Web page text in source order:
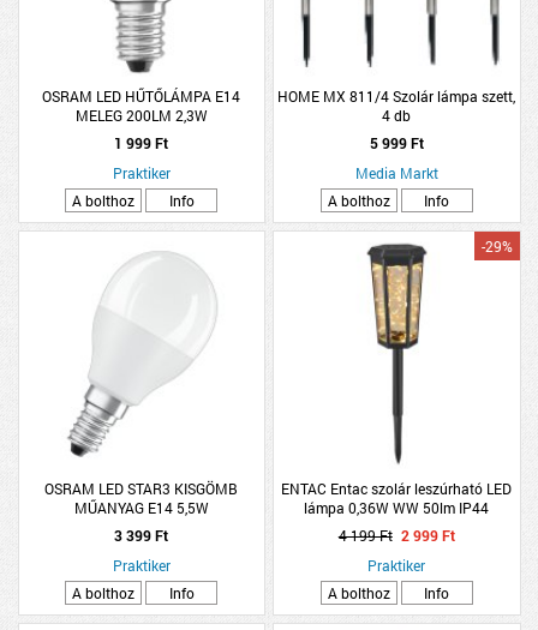
OSRAM LED HŰTŐLÁMPA E14
MELEG 200LM 2,3W
1 999 Ft
Praktiker
A bolthoz
Info
HOME MX 811/4 Szolár lámpa szett,
4 db
5 999 Ft
Media Markt
A bolthoz
Info
OSRAM LED STAR3 KISGÖMB
MŰANYAG E14 5,5W
3 399 Ft
Praktiker
A bolthoz
Info
ENTAC Entac szolár leszúrható LED
lámpa 0,36W WW 50lm IP44
10.5x10.5x47cm 470mm
-29%
4 199 Ft 2 999 Ft
Praktiker
A bolthoz
Info